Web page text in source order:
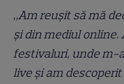
„Am reușit să mă
și din mediul online.
festivaluri, unde m-
live și am